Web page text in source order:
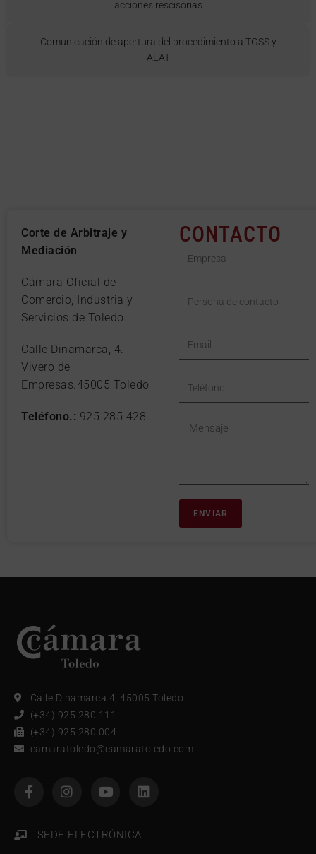
acciones rescisorias
Comunicación de apertura del procedimiento a TGSS y
AEAT
Corte de Arbitraje y
Mediación
Cámara Oficial de
Comercio, Industria y
Servicios de Toledo
Calle Dinamarca, 4.
Vivero de
Empresas.45005 Toledo
Teléfono.: 925 285 428
CONTACTO
ENVIAR
Calle Dinamarca 4, 45005 Toledo
(+34) 925 280 111
(+34) 925 280 004
camaratoledo@camaratoledo.com
SEDE ELECTRÓNICA